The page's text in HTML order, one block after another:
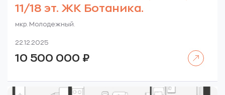
11/18 эт. ЖК Ботаника.
мкр. Молодежный.
22.12.2025
10 500 000 ₽